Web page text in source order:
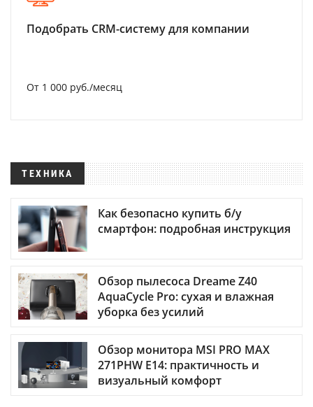
Подобрать CRM-систему для компании
От 1 000 руб./месяц
ТЕХНИКА
Как безопасно купить б/у
смартфон: подробная инструкция
Обзор пылесоса Dreame Z40
AquaCycle Pro: сухая и влажная
уборка без усилий
Обзор монитора MSI PRO MAX
271PHW E14: практичность и
визуальный комфорт